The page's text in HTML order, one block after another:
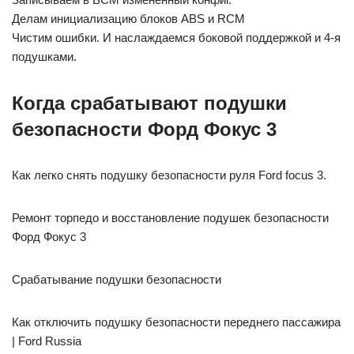
Делам инициализацию блоков ABS и RCM
Чистим ошибки. И наслаждаемся боковой поддержкой и 4-я
подушками.
Когда срабатывают подушки
безопасности Форд Фокус 3
Как легко снять подушку безопасности руля Ford focus 3.
Ремонт торпедо и восстановление подушек безопасности
Форд Фокус 3
Срабатывание подушки безопасности
Как отключить подушку безопасности переднего пассажира
| Ford Russia